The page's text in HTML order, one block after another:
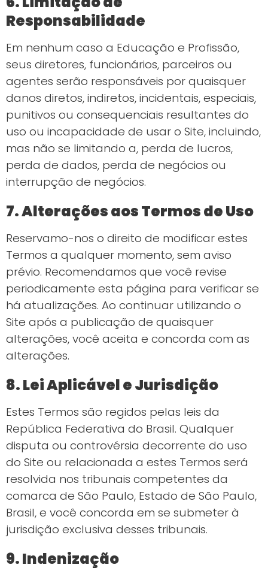
Responsabilidade
Em nenhum caso a Educação e Profissão,
seus diretores, funcionários, parceiros ou
agentes serão responsáveis por quaisquer
danos diretos, indiretos, incidentais, especiais,
punitivos ou consequenciais resultantes do
uso ou incapacidade de usar o Site, incluindo,
mas não se limitando a, perda de lucros,
perda de dados, perda de negócios ou
interrupção de negócios.
7. Alterações aos Termos de Uso
Reservamo-nos o direito de modificar estes
Termos a qualquer momento, sem aviso
prévio. Recomendamos que você revise
periodicamente esta página para verificar se
há atualizações. Ao continuar utilizando o
Site após a publicação de quaisquer
alterações, você aceita e concorda com as
alterações.
8. Lei Aplicável e Jurisdição
Estes Termos são regidos pelas leis da
República Federativa do Brasil. Qualquer
disputa ou controvérsia decorrente do uso
do Site ou relacionada a estes Termos será
resolvida nos tribunais competentes da
comarca de São Paulo, Estado de São Paulo,
Brasil, e você concorda em se submeter à
jurisdição exclusiva desses tribunais.
9. Indenização